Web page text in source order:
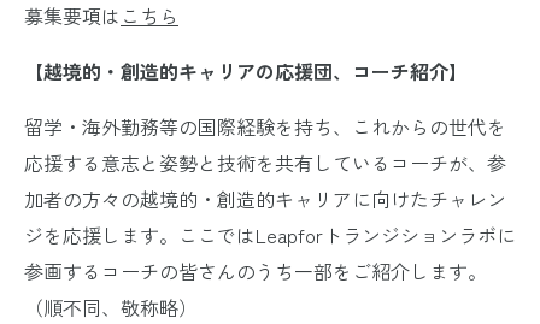
募集要項は こちら
【越境的・創造的キャリアの応援団、コーチ紹介】
留学・海外勤務等の国際経験を持ち、これからの世代を
応援する意志と姿勢と技術を共有しているコーチが、参
加者の方々の越境的・創造的キャリアに向けたチャレン
ジを応援します。ここではLeapforトランジションラボに
参画するコーチの皆さんのうち一部をご紹介します。
（順不同、敬称略）